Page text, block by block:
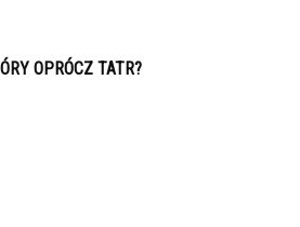
OPRÓCZ TATR?